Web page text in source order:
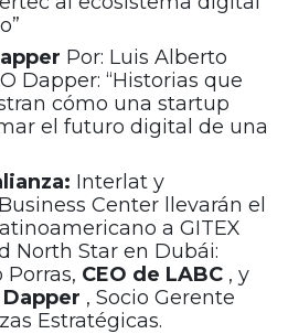
Por: Luis Alberto
Dapper: “Historias que
cómo una startup
el futuro digital de una
Interlat y
Center llevarán el
a GITEX
North Star en Dubái:
CEO de LABC , y
Dapper , Socio Gerente
Estratégicas.